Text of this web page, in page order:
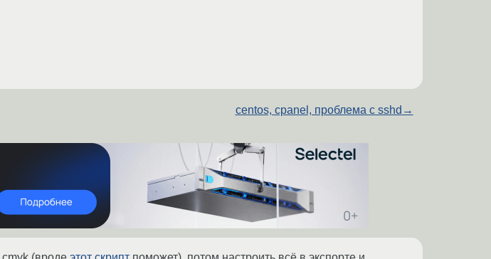
centos, cpanel, проблема с sshd →